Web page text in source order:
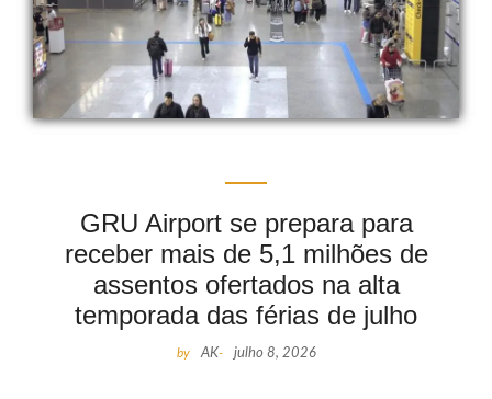
GRU Airport se prepara para
receber mais de 5,1 milhões de
assentos ofertados na alta
temporada das férias de julho
by AK- julho 8, 2026